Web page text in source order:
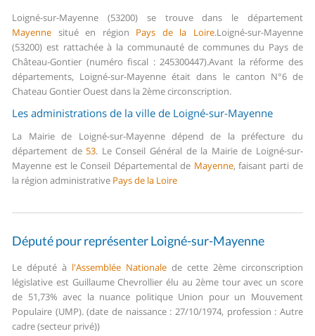
Loigné-sur-Mayenne (53200) se trouve dans le département
Mayenne situé en région Pays de la Loire.Loigné-sur-Mayenne
(53200) est rattachée à la communauté de communes du Pays de
Château-Gontier (numéro fiscal : 245300447).Avant la réforme des
départements, Loigné-sur-Mayenne était dans le canton N°6 de
Chateau Gontier Ouest dans la 2ème circonscription.
Les administrations de la ville de Loigné-sur-Mayenne
La Mairie de Loigné-sur-Mayenne dépend de la préfecture du
département de53. Le Conseil Général de la Mairie de Loigné-sur-
Mayenne est le Conseil Départemental de Mayenne, faisant parti de
la région administrative Pays de la Loire
Député pour représenter Loigné-sur-Mayenne
Le député à l'Assemblée Nationale de cette 2ème circonscription
législative est Guillaume Chevrollier élu au 2ème tour avec un score
de 51,73% avec la nuance politique Union pour un Mouvement
Populaire (UMP). (date de naissance : 27/10/1974, profession : Autre
cadre (secteur privé))